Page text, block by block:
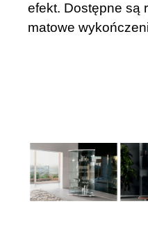
efekt. Dostępne są
matowe